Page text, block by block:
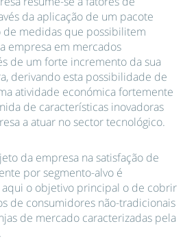
da aplicação de um pacote
medidas que possibilitem
empresa em mercados
de um forte incremento da sua
derivando esta possibilidade de
atividade económica fortemente
de características inovadoras
a atuar no sector tecnológico.
da empresa na satisfação de
por segmento-alvo é
o objetivo principal o de cobrir
de consumidores não-tradicionais
de mercado caracterizadas pela